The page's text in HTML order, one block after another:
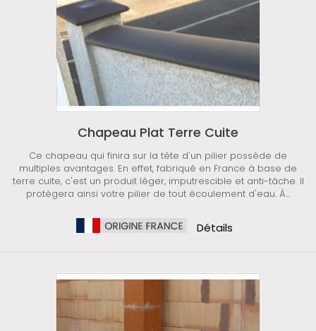
Chapeau Plat Terre Cuite
Ce chapeau qui finira sur la tête d'un pilier possède de
multiples avantages. En effet, fabriqué en France à base de
terre cuite, c'est un produit léger, imputrescible et anti-tâche. Il
protègera ainsi votre pilier de tout écoulement d'eau. À...
Détails